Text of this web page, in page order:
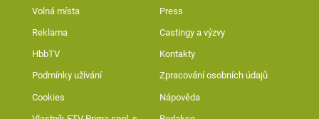
Volná místa Press
Reklama Castingy a výzvy
HbbTV Kontakty
Podmínky užívání Zpracování osobních údajů
Cookies Nápověda